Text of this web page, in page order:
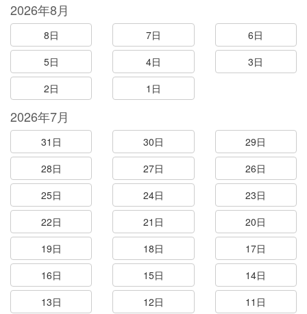
2026年8月
8日 7日
6日
5日
4日
3日
2日
1日
2026年7月
31日 30日
29日
28日
27日
26日
25日
24日
23日
22日
21日
20日
19日
18日
17日
16日
15日
14日
13日
12日
11日